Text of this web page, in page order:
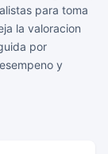
para toma
la valoracion
por
y